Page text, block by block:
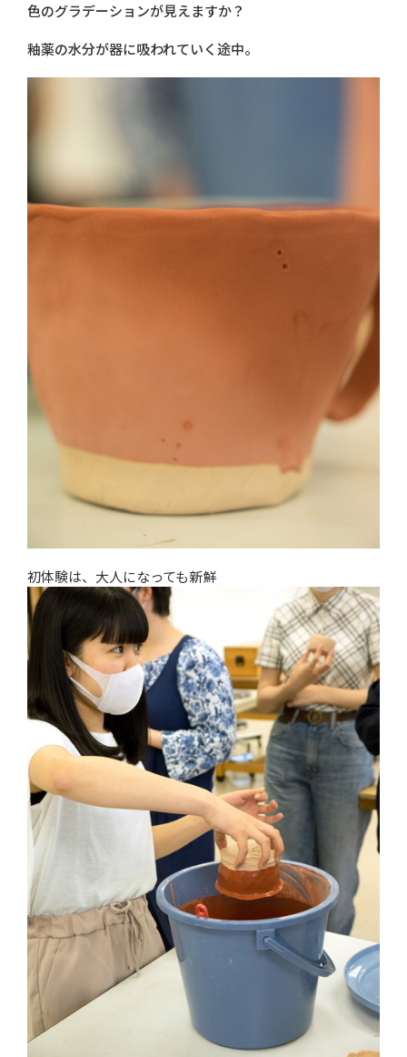
色のグラデーションが見えますか？
釉薬の水分が器に吸われていく途中。
初体験は、大人になっても新鮮